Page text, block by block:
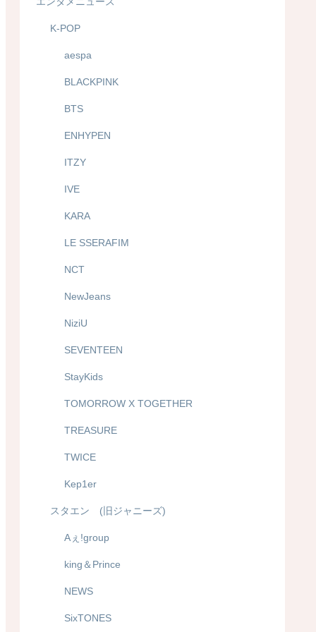
K-POP
aespa
BLACKPINK
BTS
ENHYPEN
ITZY
IVE
KARA
LE SSERAFIM
NCT
NewJeans
NiziU
SEVENTEEN
StayKids
TOMORROW X TOGETHER
TREASURE
TWICE
Kep1er
スタエン (旧ジャニーズ)
Aぇ!group
king＆Prince
NEWS
SixTONES